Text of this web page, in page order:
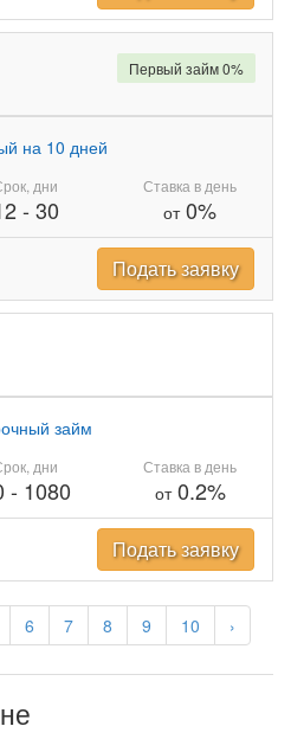
6 7 8 9 10 ›
на 10 дней
дни
- 30
Ставка в день
от0%
Первый займ 0%
Подать заявку
займ
дни
- 1080
Ставка в день
от0.2%
Подать заявку